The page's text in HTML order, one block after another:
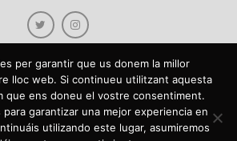
Tots els drets reservats / Todos los derechos
una web dedicada a la difusió de contingut sobre la
castellà. L'escut de NHLmania.com és propietat de la
per garantir que us donem la millor
lloc web. Si continueu utilitzant aquesta
que ens doneu el vostre consentiment.
garantizar una mejor experiencia en
utilizando este lugar, asumiremos